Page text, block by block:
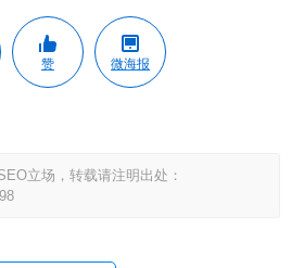
赞 微海报
立场，转载请注明出处：